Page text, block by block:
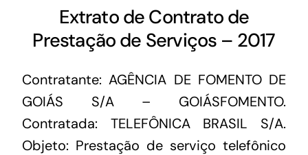
Extrato de Contrato de
Prestação de Serviços – 2017
Contratante: AGÊNCIA DE FOMENTO DE
GOIÁS S/A – GOIÁSFOMENTO.
Contratada: TELEFÔNICA BRASIL S/A.
Objeto: Prestação de serviço telefônico